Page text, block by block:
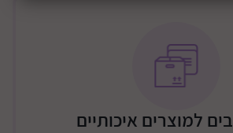
ע"י מוביל מטעם החברה (רהיטי שניר),
לבית הלקוח והרכבה לפי המחירון
למוצרים איכותיים